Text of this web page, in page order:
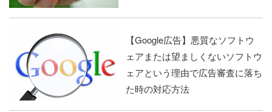
【Google広告】悪質なソフトウ
ェアまたは望ましくないソフトウ
ェアという理由で広告審査に落ち
た時の対応方法